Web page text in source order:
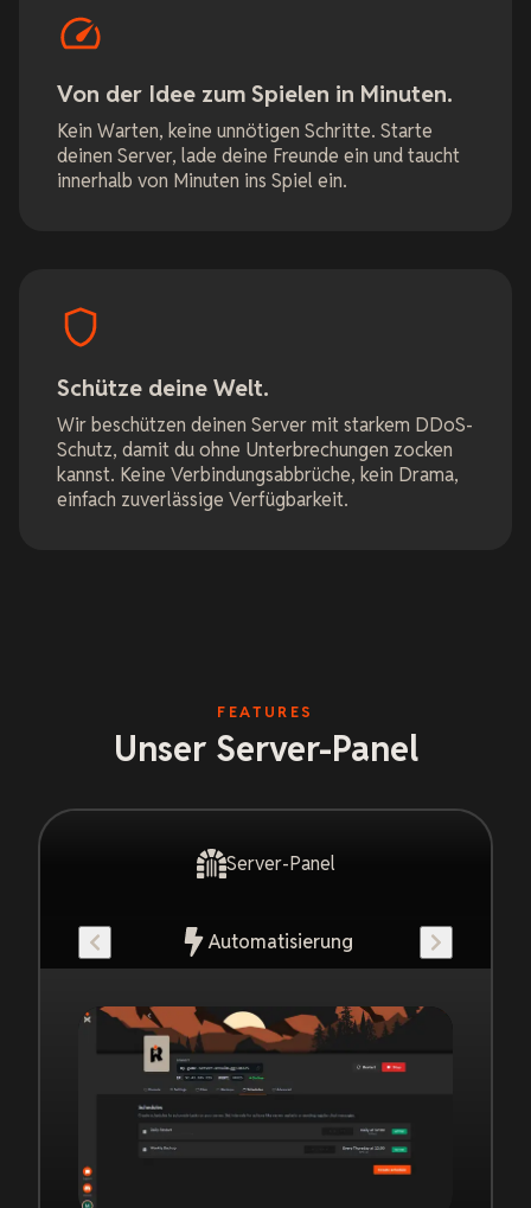
Von der Idee zum Spielen in Minuten.
Kein Warten, keine unnötigen Schritte. Starte
deinen Server, lade deine Freunde ein und taucht
innerhalb von Minuten ins Spiel ein.
Schütze deine Welt.
Wir beschützen deinen Server mit starkem DDoS-
Schutz, damit du ohne Unterbrechungen zocken
kannst. Keine Verbindungsabbrüche, kein Drama,
einfach zuverlässige Verfügbarkeit.
FEATURES
Unser Server-Panel
Server-Panel
Automatisierung